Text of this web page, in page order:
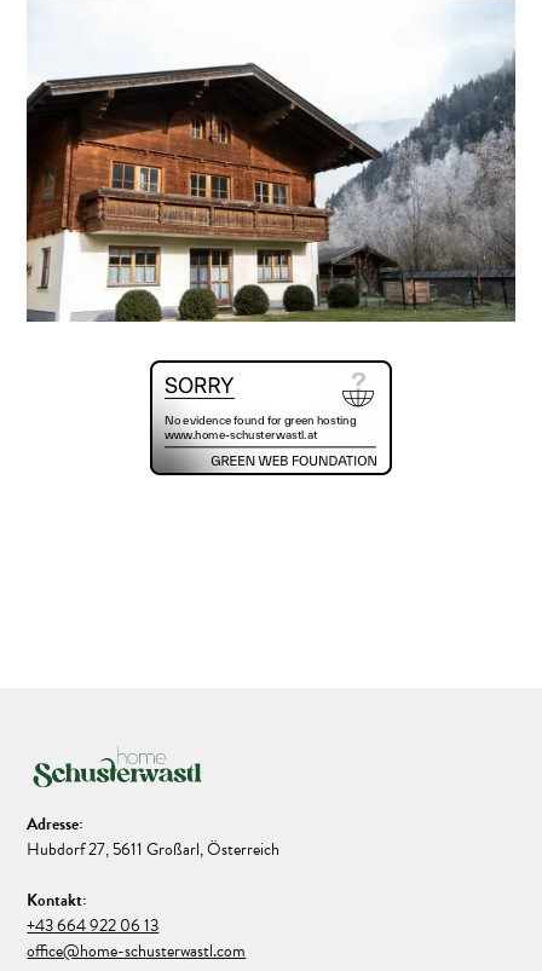
Adresse:
Hubdorf 27, 5611 Großarl, Österreich
Kontakt:
+43 664 922 06 13
office@home-schusterwastl.com